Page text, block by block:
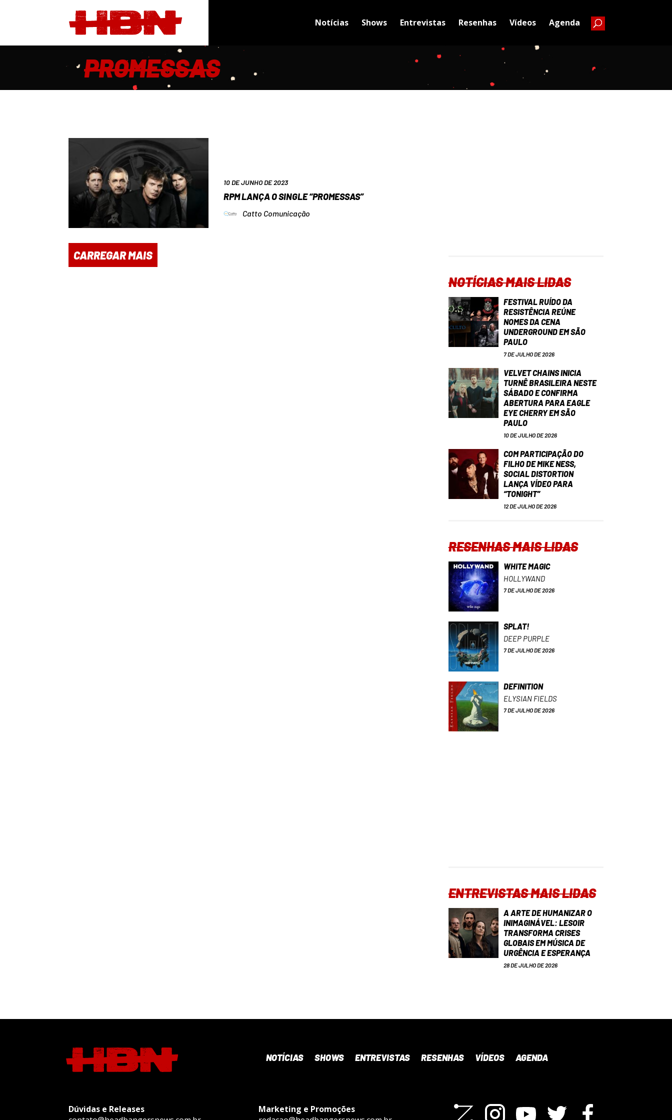
Notícias Shows Entrevistas Resenhas Vídeos Agenda
PROMESSAS
10 DE JUNHO DE 2023
RPM LANÇA O SINGLE “PROMESSAS”
Catto Comunicação
CARREGAR MAIS
NOTÍCIAS MAIS LIDAS
FESTIVAL RUÍDO DA
RESISTÊNCIA REÚNE
NOMES DA CENA
UNDERGROUND EM SÃO
PAULO
7 DE JULHO DE 2026
VELVET CHAINS INICIA
TURNÊ BRASILEIRA NESTE
SÁBADO E CONFIRMA
ABERTURA PARA EAGLE
EYE CHERRY EM SÃO
PAULO
10 DE JULHO DE 2026
COM PARTICIPAÇÃO DO
FILHO DE MIKE NESS,
SOCIAL DISTORTION
LANÇA VÍDEO PARA
“TONIGHT”
12 DE JULHO DE 2026
RESENHAS MAIS LIDAS
WHITE MAGIC
HOLLYWAND
7 DE JULHO DE 2026
SPLAT!
DEEP PURPLE
7 DE JULHO DE 2026
DEFINITION
ELYSIAN FIELDS
7 DE JULHO DE 2026
ENTREVISTAS MAIS LIDAS
A ARTE DE HUMANIZAR O
INIMAGINÁVEL: LESOIR
TRANSFORMA CRISES
GLOBAIS EM MÚSICA DE
URGÊNCIA E ESPERANÇA
28 DE JULHO DE 2026
NOTÍCIAS SHOWS ENTREVISTAS RESENHAS VÍDEOS AGENDA
Dúvidas e Releases
Marketing e Promoções